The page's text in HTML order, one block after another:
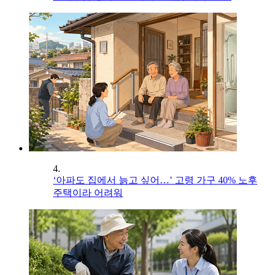
4.
‘아파도 집에서 늙고 싶어…’ 고령 가구 40% 노후
주택이라 어려워